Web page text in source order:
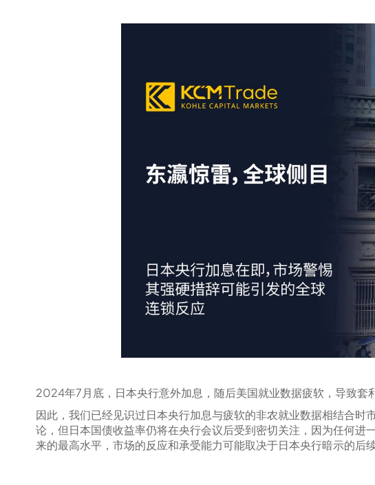
2024年7月底，日本央行意外加息，随后美国就业数据疲软，导致
因此，我们已经见识过日本央行加息与疲软的非农就业数据相结合
论，但日本国债收益率仍将在央行会议后受到密切关注，因为任何
来的最高水平，市场的反应和承受能力可能取决于日本央行暗示的后